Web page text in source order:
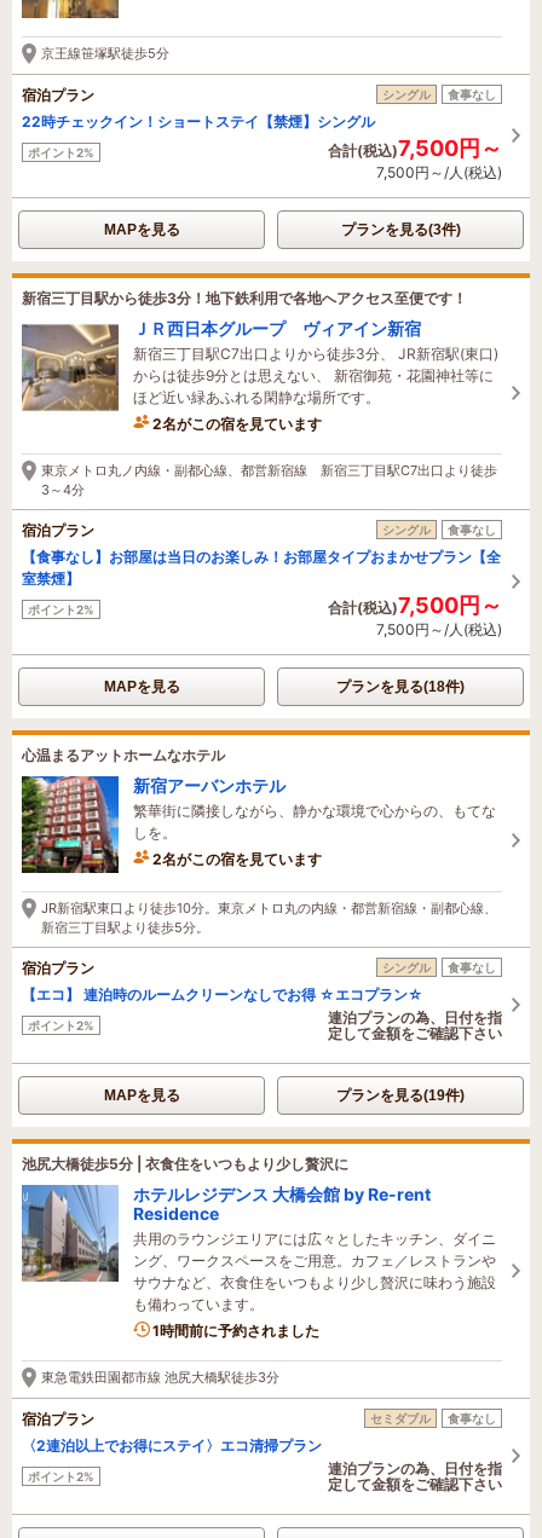
京王線笹塚駅徒歩5分
宿泊プラン シングル 食事なし
22時チェックイン！ショートステイ【禁煙】シングル
ポイント2% 合計(税込)7,500円～
7,500円～/人(税込)
MAPを見る プランを見る(3件)
新宿三丁目駅から徒歩3分！地下鉄利用で各地へアクセス至便です！
ＪＲ西日本グループ ヴィアイン新宿
新宿三丁目駅C7出口よりから徒歩3分、 JR新宿駅(東口)
からは徒歩9分とは思えない、 新宿御苑・花園神社等に
ほど近い緑あふれる閑静な場所です。
2名がこの宿を見ています
58分前に予約されました
東京メトロ丸ノ内線・副都心線、都営新宿線 新宿三丁目駅C7出口より徒歩
3～4分
宿泊プラン シングル 食事なし
【食事なし】お部屋は当日のお楽しみ！お部屋タイプおまかせプラン【全
室禁煙】
ポイント2% 合計(税込)7,500円～
7,500円～/人(税込)
MAPを見る プランを見る(18件)
心温まるアットホームなホテル
新宿アーバンホテル
繁華街に隣接しながら、静かな環境で心からの、もてな
しを。
2名がこの宿を見ています
JR新宿駅東口より徒歩10分。東京メトロ丸の内線・都営新宿線・副都心線、
新宿三丁目駅より徒歩5分。
宿泊プラン シングル 食事なし
【エコ】 連泊時のルームクリーンなしでお得 ☆エコプラン☆
ポイント2%
連泊プランの為、日付を指
定して金額をご確認下さい
MAPを見る プランを見る(19件)
池尻大橋徒歩5分 | 衣食住をいつもより少し贅沢に
ホテルレジデンス 大橋会館 by Re-rent
Residence
共用のラウンジエリアには広々としたキッチン、ダイニ
ング、ワークスペースをご用意。カフェ／レストランや
サウナなど、衣食住をいつもより少し贅沢に味わう施設
も備わっています。
1時間前に予約されました
東急電鉄田園都市線 池尻大橋駅徒歩3分
宿泊プラン セミダブル 食事なし
〈2連泊以上でお得にステイ〉エコ清掃プラン
ポイント2%
連泊プランの為、日付を指
定して金額をご確認下さい